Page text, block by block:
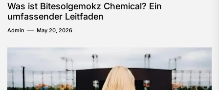
Was ist Bitesolgemokz Chemical? Ein
umfassender Leitfaden
Admin May 20, 2026